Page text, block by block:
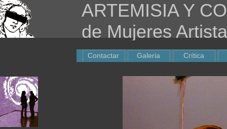
ARTEMISIA Y
de Mujeres
Contactar Galeria Crítica